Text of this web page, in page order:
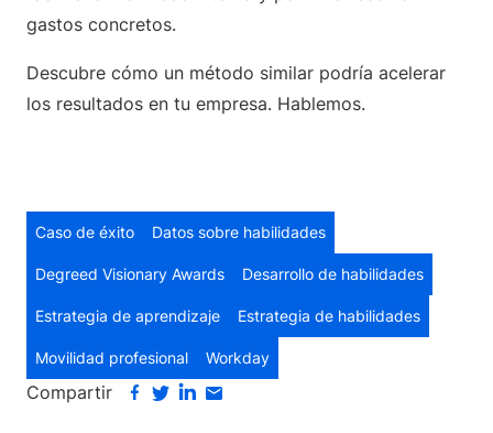
gastos concretos.
Descubre cómo un método similar podría acelerar
los resultados en tu empresa. Hablemos.
Caso de éxito Datos sobre habilidades
Degreed Visionary Awards Desarrollo de habilidades
Estrategia de aprendizaje Estrategia de habilidades
Movilidad profesional Workday
Compartir